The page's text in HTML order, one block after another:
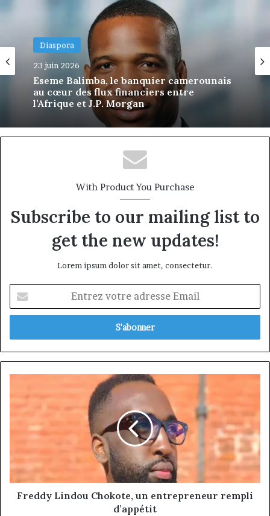
Diaspora
23 juin 2026
Eseme Balimba, le banquier camerounais
au cœur des flux financiers entre
l’Afrique et J.P. Morgan
Diaspora
10 juin 2026
Asong Suh: The Cameroonian Engineer
InfrastructureWith Product You Purchase
Subscribe to our mailing list to
get the new updates!
Lorem ipsum dolor sit amet, consectetur.
votre
adresse
Chokote,
un
entrepreneur
d’appétit
Freddy Lindou Chokote, un entrepreneur rempli
d’appétit